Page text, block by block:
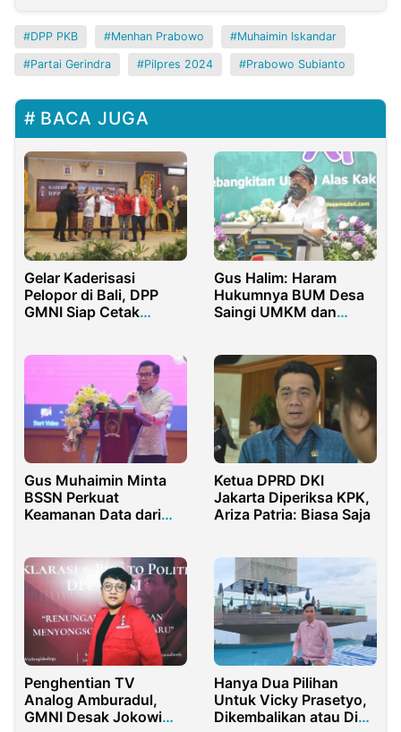
DPP PKB Menhan Prabowo Muhaimin Iskandar
Partai Gerindra Pilpres 2024 Prabowo Subianto
BACA JUGA
Gelar Kaderisasi
Pelopor di Bali, DPP
GMNI Siap Cetak
Gus Halim: Haram
Hukumnya BUM Desa
Saingi UMKM dan
Gus Muhaimin Minta
BSSN Perkuat
Keamanan Data dari
Ketua DPRD DKI
Jakarta Diperiksa KPK,
Ariza Patria: Biasa Saja
Penghentian TV
Analog Amburadul,
GMNI Desak Jokowi
Hanya Dua Pilihan
Untuk Vicky Prasetyo,
Dikembalikan atau Di